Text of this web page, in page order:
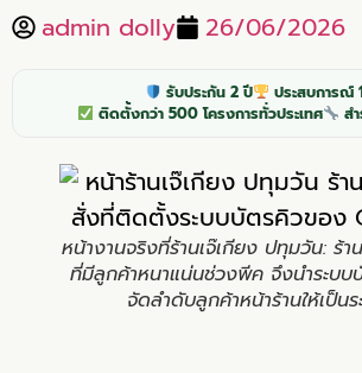
admin dolly 26/06/2026
รับประกัน 2 ปี
ประสบการณ์
ติดตั้งกว่า 500 โครงการทั่วประเทศ
ส
หน้างานจริงที่ร้านเจ๊เกียง ปทุมวัน: ร้า
ที่มีลูกค้าหนาแน่นช่วงพีค จึงนำระบบ
จัดลำดับลูกค้าหน้าร้านให้เป็นร